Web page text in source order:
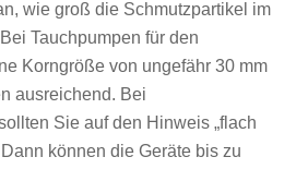
wie groß die Schmutzpartikel im
Tauchpumpen für den
Korngröße von ungefähr 30 mm
ausreichend. Bei
Sie auf den Hinweis „flach
können die Geräte bis zu